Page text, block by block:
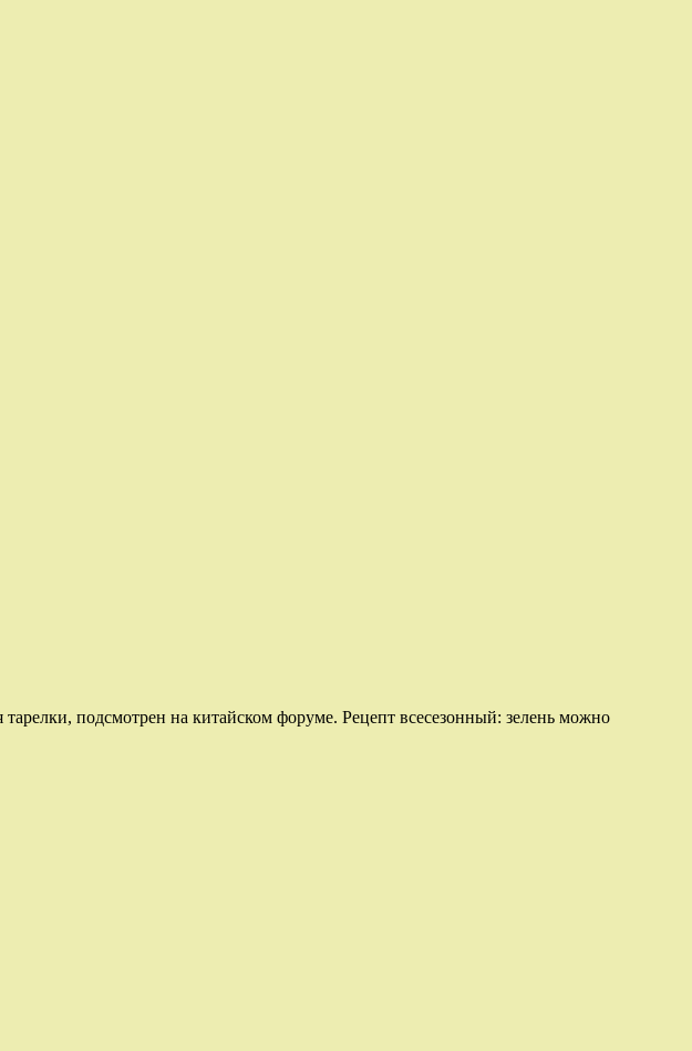
подсмотрен на китайском форуме. Рецепт всесезонный: зелень можно